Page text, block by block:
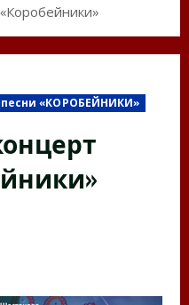
«КОРОБЕЙНИКИ»